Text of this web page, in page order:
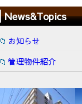
News&Topics
お知らせ
管理物件紹介